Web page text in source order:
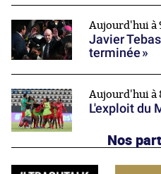
Aujourd'hui à
Javier
terminée »
Aujourd'hui à
L'exploit du
Nos